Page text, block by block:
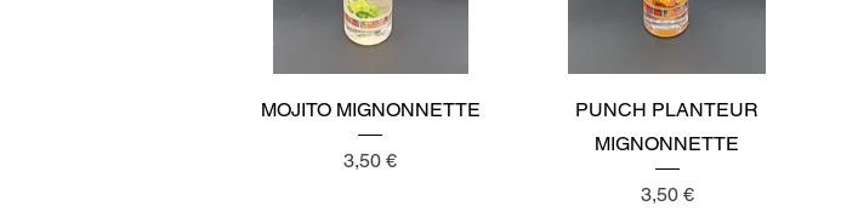
Aperçu rapide
MOJITO MIGNONNETTE
Prix
3,50 €
Aperçu rapide
PUNCH PLANTEUR
MIGNONNETTE
Prix
3,50 €